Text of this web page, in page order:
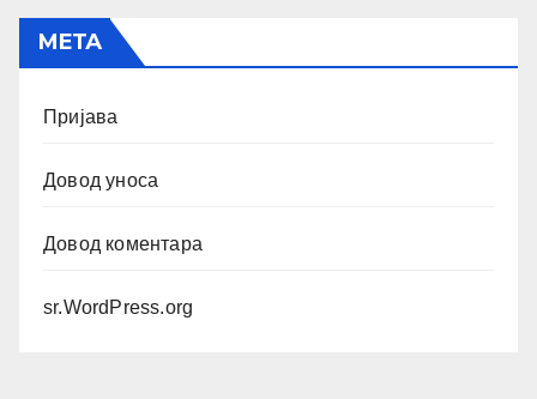
МЕТА
Пријава
Довод уноса
Довод коментара
sr.WordPress.org